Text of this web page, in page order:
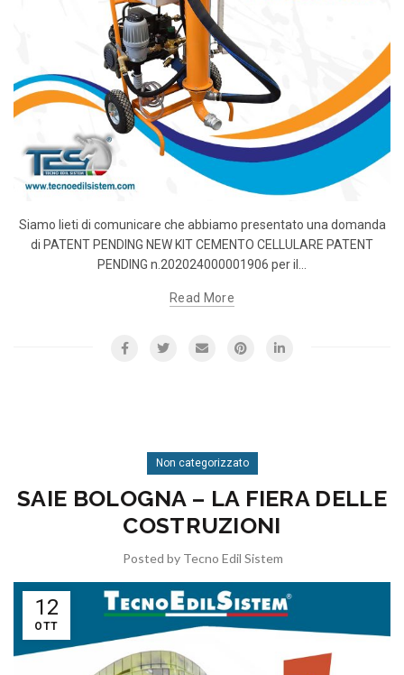
Siamo lieti di comunicare che abbiamo presentato una domanda
di PATENT PENDING NEW KIT CEMENTO CELLULARE PATENT
PENDING n.202024000001906 per il...
Read More
Non categorizzato
SAIE BOLOGNA – LA FIERA DELLE
COSTRUZIONI
Posted by Tecno Edil Sistem
12
OTT